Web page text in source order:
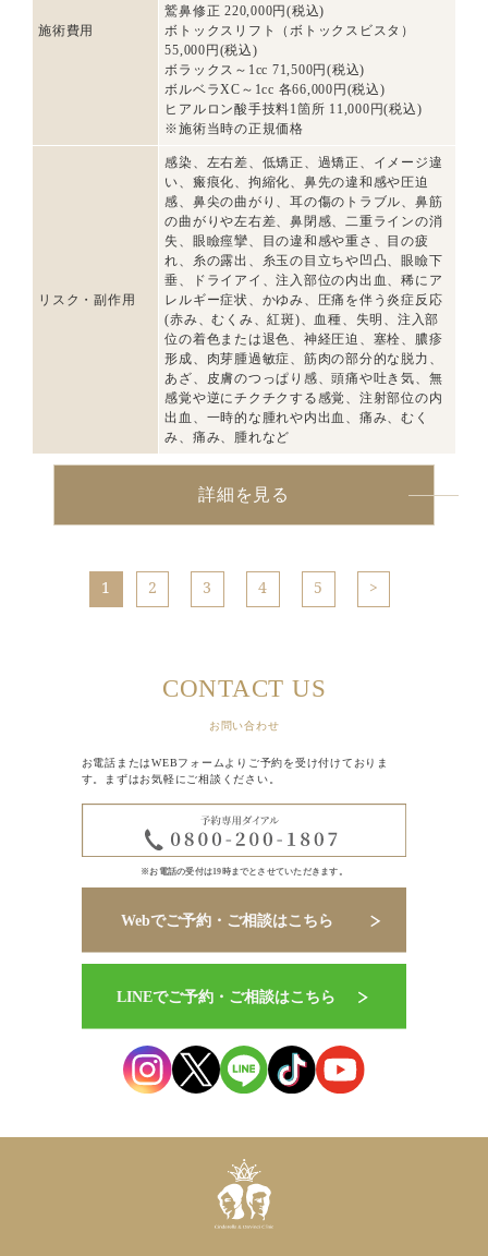
施術費用
鷲鼻修正 220,000円(税込)
ボトックスリフト（ボトックスビスタ）
55,000円(税込)
ボラックス～1cc 71,500円(税込)
ボルベラXC～1cc 各66,000円(税込)
ヒアルロン酸手技料1箇所 11,000円(税込)
※施術当時の正規価格
リスク・副作用
感染、左右差、低矯正、過矯正、イメージ違
い、瘢痕化、拘縮化、鼻先の違和感や圧迫
感、鼻尖の曲がり、耳の傷のトラブル、鼻筋
の曲がりや左右差、鼻閉感、二重ラインの消
失、眼瞼痙攣、目の違和感や重さ、目の疲
れ、糸の露出、糸玉の目立ちや凹凸、眼瞼下
垂、ドライアイ、注入部位の内出血、稀にア
レルギー症状、かゆみ、圧痛を伴う炎症反応
(赤み、むくみ、紅斑)、血種、失明、注入部
位の着色または退色、神経圧迫、塞栓、膿疹
形成、肉芽腫過敏症、筋肉の部分的な脱力、
あざ、皮膚のつっぱり感、頭痛や吐き気、無
感覚や逆にチクチクする感覚、注射部位の内
出血、一時的な腫れや内出血、痛み、むく
み、痛み、腫れなど
詳細を見る
1 2 3 4 5
CONTACT US
お問い合わせ
お電話またはWEBフォームよりご予約を受け付けておりま
す。まずはお気軽にご相談ください。
※お電話の受付は19時までとさせていただきます。